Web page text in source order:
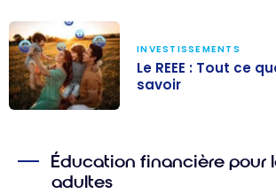
devez savoir
INVESTISSEMENTS
Le REEE : Tout ce
savoir
Éducation financière pour
adultes